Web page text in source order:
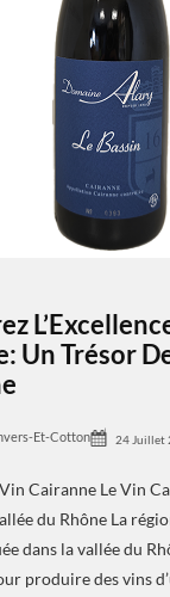
Un Trésor
Et-Cotton 24 Juillet
Cairanne Le Vin
du Rhône La
dans la vallée du
produire des vins